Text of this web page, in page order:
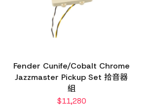
Fender Cunife/Cobalt Chrome
Jazzmaster Pickup Set 拾音器
組
$11,280